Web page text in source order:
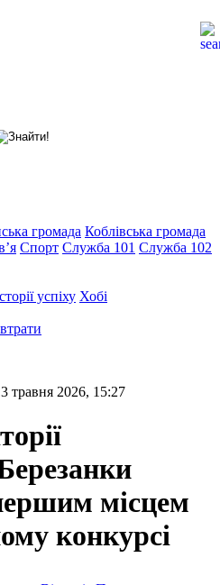
громада Коблівська громада
Спорт Служба 101 Служба 102
успіху Хобі
травня 2026, 15:27
місцем
конкурсі